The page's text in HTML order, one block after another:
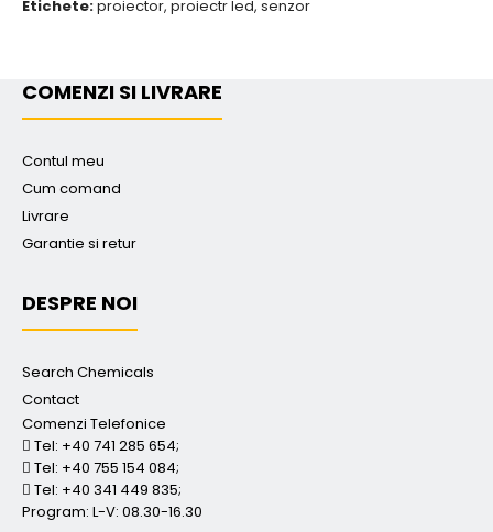
Etichete:proiector, proiectr led, senzor
COMENZI SI LIVRARE
Contul meu
Cum comand
Livrare
Garantie si retur
DESPRE NOI
Search Chemicals
Contact
Comenzi Telefonice
Tel: +40 741 285 654;
Tel: +40 755 154 084;
Tel: +40 341 449 835;
Program: L-V: 08.30-16.30